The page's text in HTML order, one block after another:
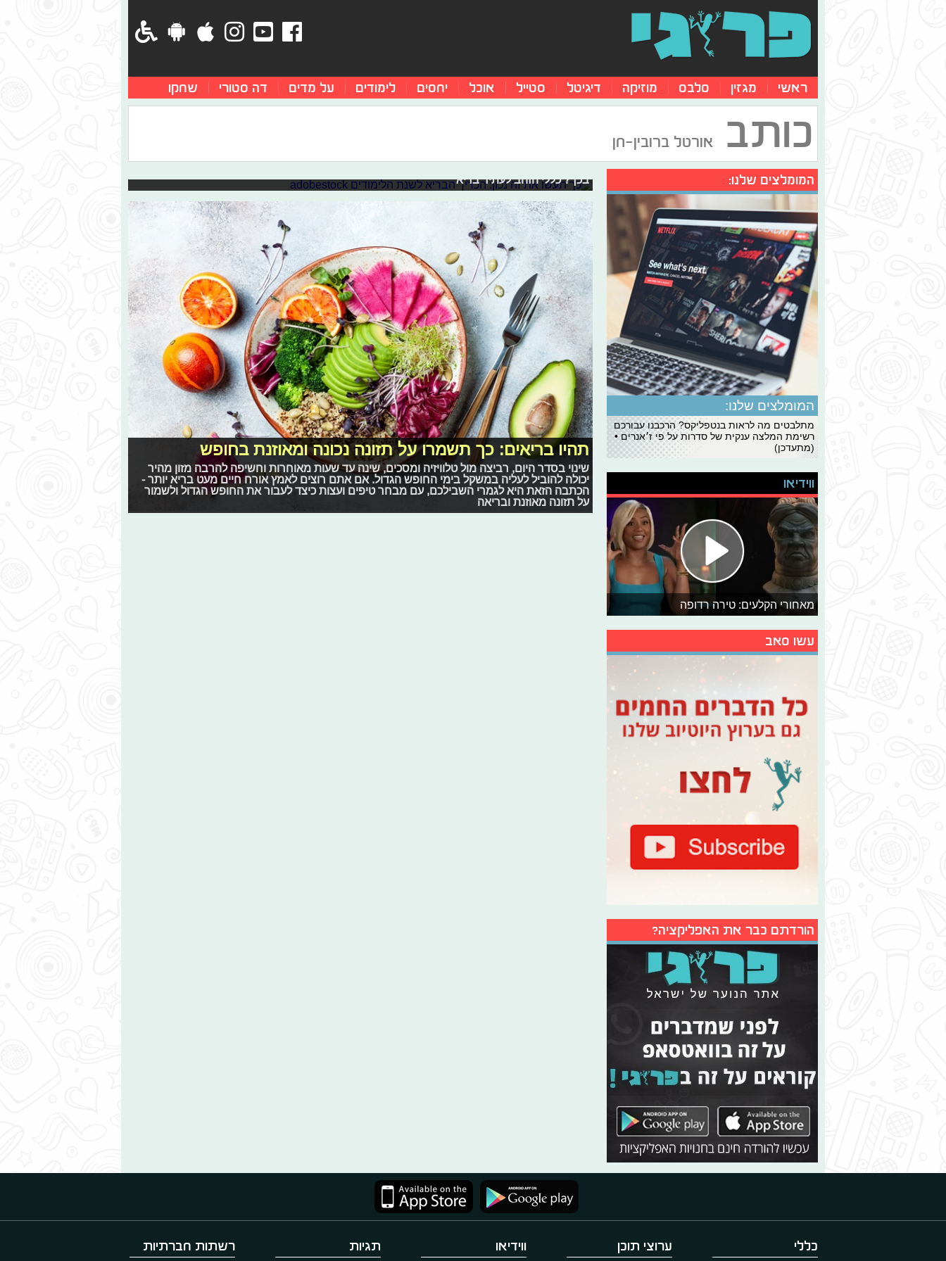
ראשי מגזין סלבס מוזיקה דיגיטל סטייל אוכל יחסים לימודים על מדים דה סטורי שחקו
כותב אורטל ברובין-חן
בכך? כללי הזהב לעתיד בריא
תהיו בריאים: כך תשמרו על תזונה נכונה ומאוזנת בחופש
שינוי בסדר היום, רביצה מול טלוויזיה ומסכים, שינה עד שעות מאוחרות וחשיפה להרבה מזון מהיר
יכולה להוביל לעליה במשקל בימי החופש הגדול. אם אתם רוצים לאמץ אורח חיים מעט בריא יותר -
הכתבה הזאת היא לגמרי השבילכם, עם מבחר טיפים ועצות כיצד לעבור את החופש הגדול ולשמור
על תזונה מאוזנת ובריאה
המומלצים שלנו:
המומלצים שלנו:
מתלבטים מה לראות בנטפליקס? הרכבנו עבורכם
רשימת המלצה ענקית של סדרות על פי ז׳אנרים •
(מתעדכן)
ווידיאו
מאחורי הקלעים: טירה רדופה
עשו סאב
הורדתם כבר את האפליקציה?
כללי ערוצי תוכן ווידיאו תגיות רשתות חברתיות